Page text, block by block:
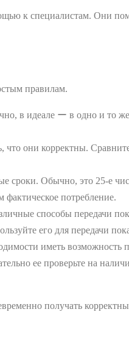
к специалистам. Они
правилам.
в идеале ー в одно и то
что они корректны.
сроки. Обычно, это 25-е
потребление.
способы передачи
его для передачи
иметь возможность
ее проверьте на
получать